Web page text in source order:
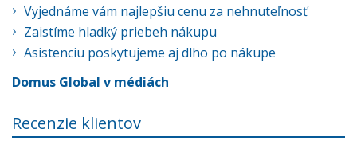
Vyjednáme vám najlepšiu cenu za nehnuteľnosť
Zaistíme hladký priebeh nákupu
Asistenciu poskytujeme aj dlho po nákupe
Domus Global v médiách
Recenzie klientov